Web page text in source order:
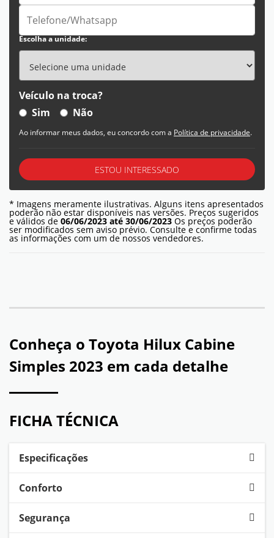
Escolha a unidade:
Veículo na troca?
Sim
Não
Ao informar meus dados, eu concordo com a Política de privacidade.
ESTOU INTERESSADO
* Imagens meramente ilustrativas. Alguns itens apresentados
poderão não estar disponíveis nas versões. Preços sugeridos
e válidos de 06/06/2023 até 30/06/2023 Os preços poderão
ser modificados sem aviso prévio. Consulte e confirme todas
as informações com um de nossos vendedores.
Conheça o Toyota Hilux Cabine
Simples 2023 em cada detalhe
FICHA TÉCNICA
Especificações
Conforto
Segurança